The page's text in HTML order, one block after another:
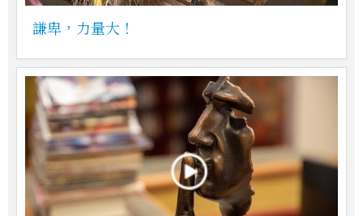
謙卑，力量大！